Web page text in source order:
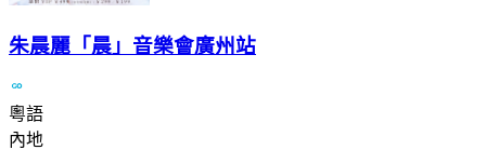
朱晨麗「晨」音樂會廣州站
粵語
內地